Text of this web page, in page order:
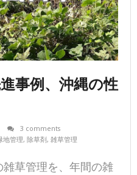
事例、沖縄の性
3 comments
地管理, 除草剤, 雑草管理
草管理を、年間の雑